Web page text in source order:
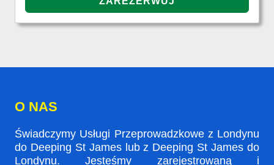
O NAS
Świadczymy Usługi Przeprowadzkowe z Londynu
do Deeping St James lub z Deeping St James do
Londynu. Jesteśmy zarejestrowaną i